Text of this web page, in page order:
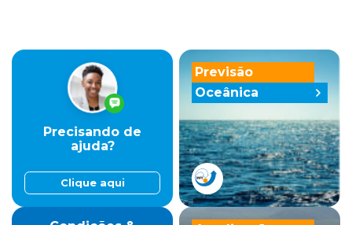
Previsão
Oceânica
Precisando de
ajuda?
Clique aqui